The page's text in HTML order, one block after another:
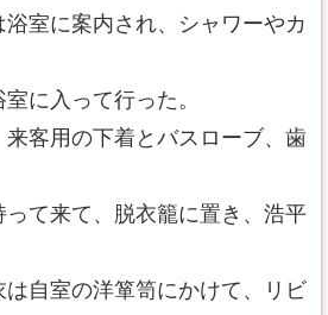
室に案内され、シャワーやカ
に入って行った。
客用の下着とバスローブ、歯
て来て、脱衣籠に置き、浩平
自室の洋箪笥にかけて、リビ